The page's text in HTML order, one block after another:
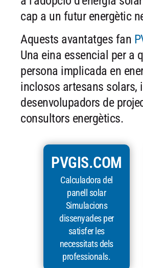
cap a un futur energètic
Aquests avantatges fan
Una eina essencial per a
persona implicada en
inclosos artesans solars,
desenvolupadors de
consultors energètics.
PVGIS.COM
Calculadora del
panell solar
Simulacions
dissenyades per
satisfer les
necessitats dels
professionals.